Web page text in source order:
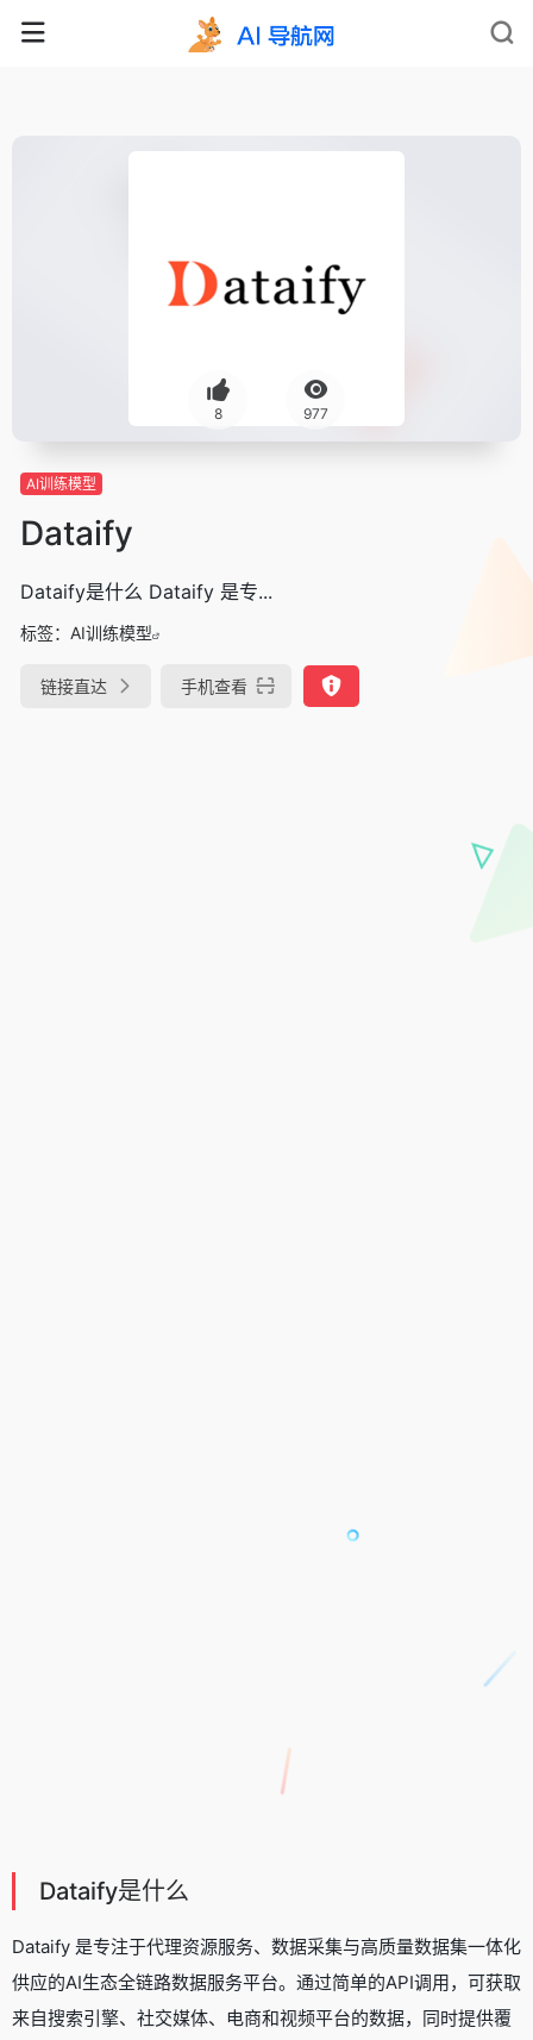
8 977
AI训练模型
Dataify
Dataify是什么 Dataify 是专...
标签： AI训练模型
链接直达 手机查看
Dataify是什么
Dataify 是专注于代理资源服务、数据采集与高质量数据集一体化
供应的AI生态全链路数据服务平台。通过简单的API调用，可获取
来自搜索引擎、社交媒体、电商和视频平台的数据，同时提供覆